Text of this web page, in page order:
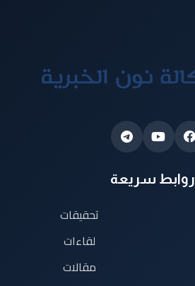
روابط سريعة
تحقيقات
لقاءات
مقالات